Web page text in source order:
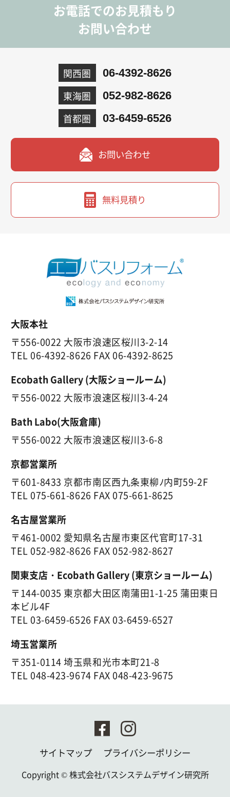
お電話でのお見積もり
お問い合わせ
関西圏 06-4392-8626
東海圏 052-982-8626
首都圏 03-6459-6526
お問い合わせ
無料見積り
大阪本社
〒556-0022 大阪市浪速区桜川3-2-14
TEL 06-4392-8626 FAX 06-4392-8625
Ecobath Gallery (大阪ショールーム)
〒556-0022 大阪市浪速区桜川3-4-24
Bath Labo(大阪倉庫)
〒556-0022 大阪市浪速区桜川3-6-8
京都営業所
〒601-8433 京都市南区西九条東柳ﾉ内町59-2F
TEL 075-661-8626 FAX 075-661-8625
名古屋営業所
〒461-0002 愛知県名古屋市東区代官町17-31
TEL 052-982-8626 FAX 052-982-8627
関東支店・Ecobath Gallery (東京ショールーム)
〒144-0035 東京都大田区南蒲田1-1-25 蒲田東日
本ビル4F
TEL 03-6459-6526 FAX 03-6459-6527
埼玉営業所
〒351-0114 埼玉県和光市本町21-8
TEL 048-423-9674 FAX 048-423-9675
サイトマップ プライバシーポリシー
Copyright ©株式会社バスシステムデザイン研究所